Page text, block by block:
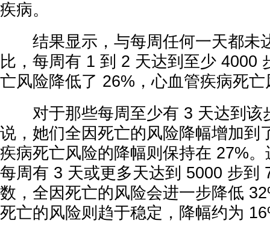
疾病。
结果显示，与每周任何一天都未
比，每周有 1 到 2 天达到至少 4000
亡风险降低了 26%，心血管疾病死
对于那些每周至少有 3 天达到该
说，她们全因死亡的风险降幅增加到
疾病死亡风险的降幅则保持在 27%
每周有 3 天或更多天达到 5000 步到
数，全因死亡的风险会进一步降低
死亡的风险则趋于稳定，降幅约为